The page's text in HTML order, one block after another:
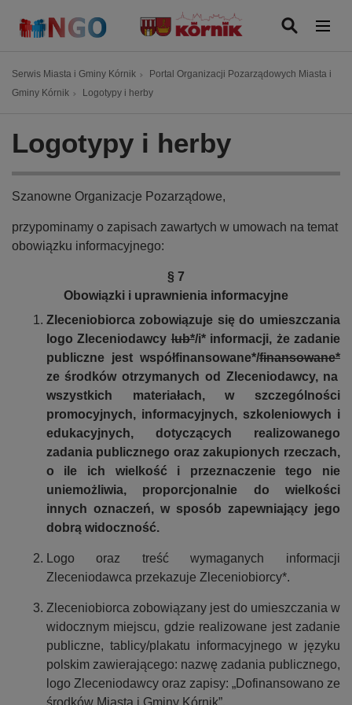
Ś
c
n
w
Serwis Miasta i Gminy Kórnik
Portal Organizacji Pozarządowych Miasta i
Gminy Kórnik
Logotypy i herby
Logotypy i herby
Szanowne Organizacje Pozarządowe,
przypominamy o zapisach zawartych w umowach na temat
obowiązku informacyjnego:
§ 7
Obowiązki i uprawnienia informacyjne
Zleceniobiorca zobowiązuje się do umieszczania
logo Zleceniodawcylub*/i* informacji, że zadanie
publiczne jest współfinansowane*/finansowane*
ze środków otrzymanych od Zleceniodawcy, na
wszystkich materiałach, w szczególności
promocyjnych, informacyjnych, szkoleniowych i
edukacyjnych, dotyczących realizowanego
zadania publicznego oraz zakupionych rzeczach,
o ile ich wielkość i przeznaczenie tego nie
uniemożliwia, proporcjonalnie do wielkości
innych oznaczeń, w sposób zapewniający jego
dobrą widoczność.
Logo oraz treść wymaganych informacji
Zleceniodawca przekazuje Zleceniobiorcy*.
Zleceniobiorca zobowiązany jest do umieszczania w
widocznym miejscu, gdzie realizowane jest zadanie
publiczne, tablicy/plakatu informacyjnego w języku
polskim zawierającego: nazwę zadania publicznego,
logo Zleceniodawcy oraz zapisy: „Dofinansowano ze
środków Miasta i Gminy Kórnik”.